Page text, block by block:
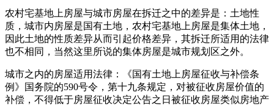
农村宅基地上房屋与城市房屋在拆迁之中的差异是：土地性
质，城市内房屋是国有土地，农村宅基地上房屋是集体土地，
因此土地的性质差异从而引起价格差异，其拆迁所适用的法律
也不相同，当然这里所说的集体房屋是城市规划区之外。
城市之内的房屋适用法律：《国有土地上房屋征收与补偿条
例》国务院的590号令，第十九条规定，对被征收房屋价值的
补偿，不得低于房屋征收决定公告之日被征收房屋类似房地产